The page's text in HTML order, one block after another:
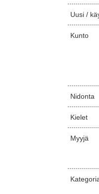
Uusi /
Kunto
Nidonta
Kielet
Myyjä